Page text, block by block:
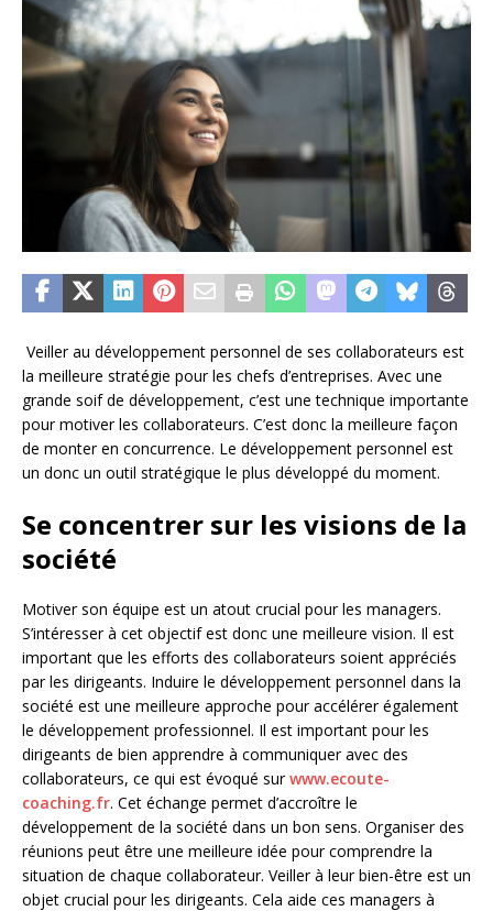
Veiller au développement personnel de ses collaborateurs est
la meilleure stratégie pour les chefs d’entreprises. Avec une
grande soif de développement, c’est une technique importante
pour motiver les collaborateurs. C’est donc la meilleure façon
de monter en concurrence. Le développement personnel est
un donc un outil stratégique le plus développé du moment.
Se concentrer sur les visions de la
société
Motiver son équipe est un atout crucial pour les managers.
S’intéresser à cet objectif est donc une meilleure vision. Il est
important que les efforts des collaborateurs soient appréciés
par les dirigeants. Induire le développement personnel dans la
société est une meilleure approche pour accélérer également
le développement professionnel. Il est important pour les
dirigeants de bien apprendre à communiquer avec des
collaborateurs, ce qui est évoqué surwww.ecoute-
coaching.fr. Cet échange permet d’accroître le
développement de la société dans un bon sens. Organiser des
réunions peut être une meilleure idée pour comprendre la
situation de chaque collaborateur. Veiller à leur bien-être est un
objet crucial pour les dirigeants. Cela aide ces managers à